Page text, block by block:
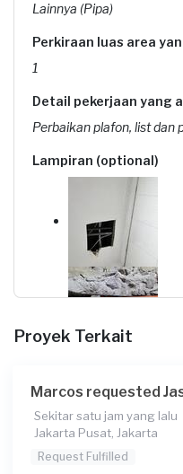
Lainnya (Pipa)
Perkiraan luas area
1
Detail pekerjaan yang
Perbaikan plafon, list dan
Lampiran (optional)
Berapa budget total
Kurang dari Rp1.000.000
Proyek Terkait
Marcos requested
Sekitar satu jam yang lalu
Jakarta Pusat, Jakarta
Request Fulfilled